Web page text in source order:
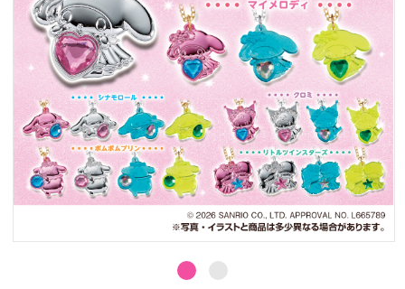
閉じる